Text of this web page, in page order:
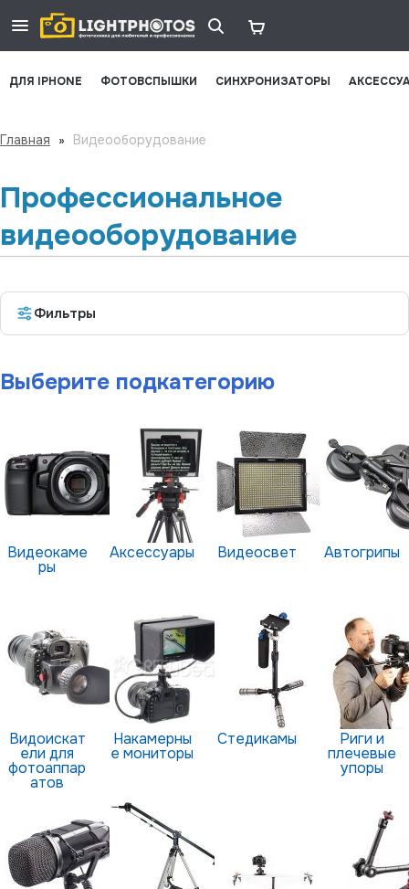
ДЛЯ IPHONE ФОТОВСПЫШКИ СИНХРОНИЗАТОРЫ
Главная » Видеооборудование
Профессиональное
видеооборудование
Фильтры
Выберите подкатегорию
Видеокаме
ры
Аксессуары Видеосвет Автогрипы
Видоискат
ели для
фотоаппар
атов
Накамерны
е мониторы
Стедикамы Риги и
плечевые
упоры